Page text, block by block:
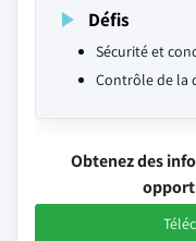
Défis
Sécurité et
Contrôle de la
Obtenez des